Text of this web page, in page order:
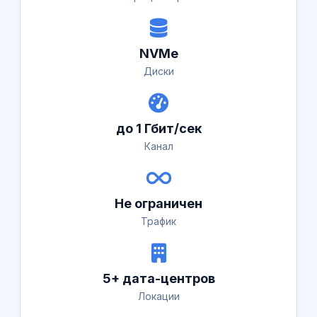
NVMe
Диски
до 1 Гбит/сек
Канал
Не ограничен
Трафик
5+ дата-центров
Локации